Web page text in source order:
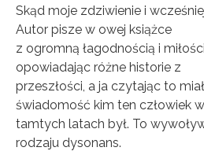
Skąd moje zdziwienie i
Autor pisze w owej książce
z ogromną łagodnością i
opowiadając różne historie z
przeszłości, a ja czytając to
świadomość kim ten człowiek w
tamtych latach był. To
rodzaju dysonans.